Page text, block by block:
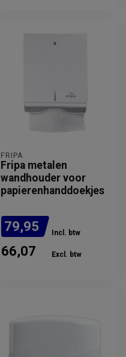
FRIPA
Fripa metalen
wandhouder voor
papierenhanddoekjes
79,95 Incl. btw
66,07 Excl. btw